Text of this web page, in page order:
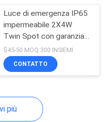
punto
Luce di emergenza IP65
impermeabile 2X4W
Twin Spot con garanzia
di 3 anni e lampada di
emergenza a LED a
doppia testa
$45-50 MOQ:300 INSIEMI
CONTATTO
più